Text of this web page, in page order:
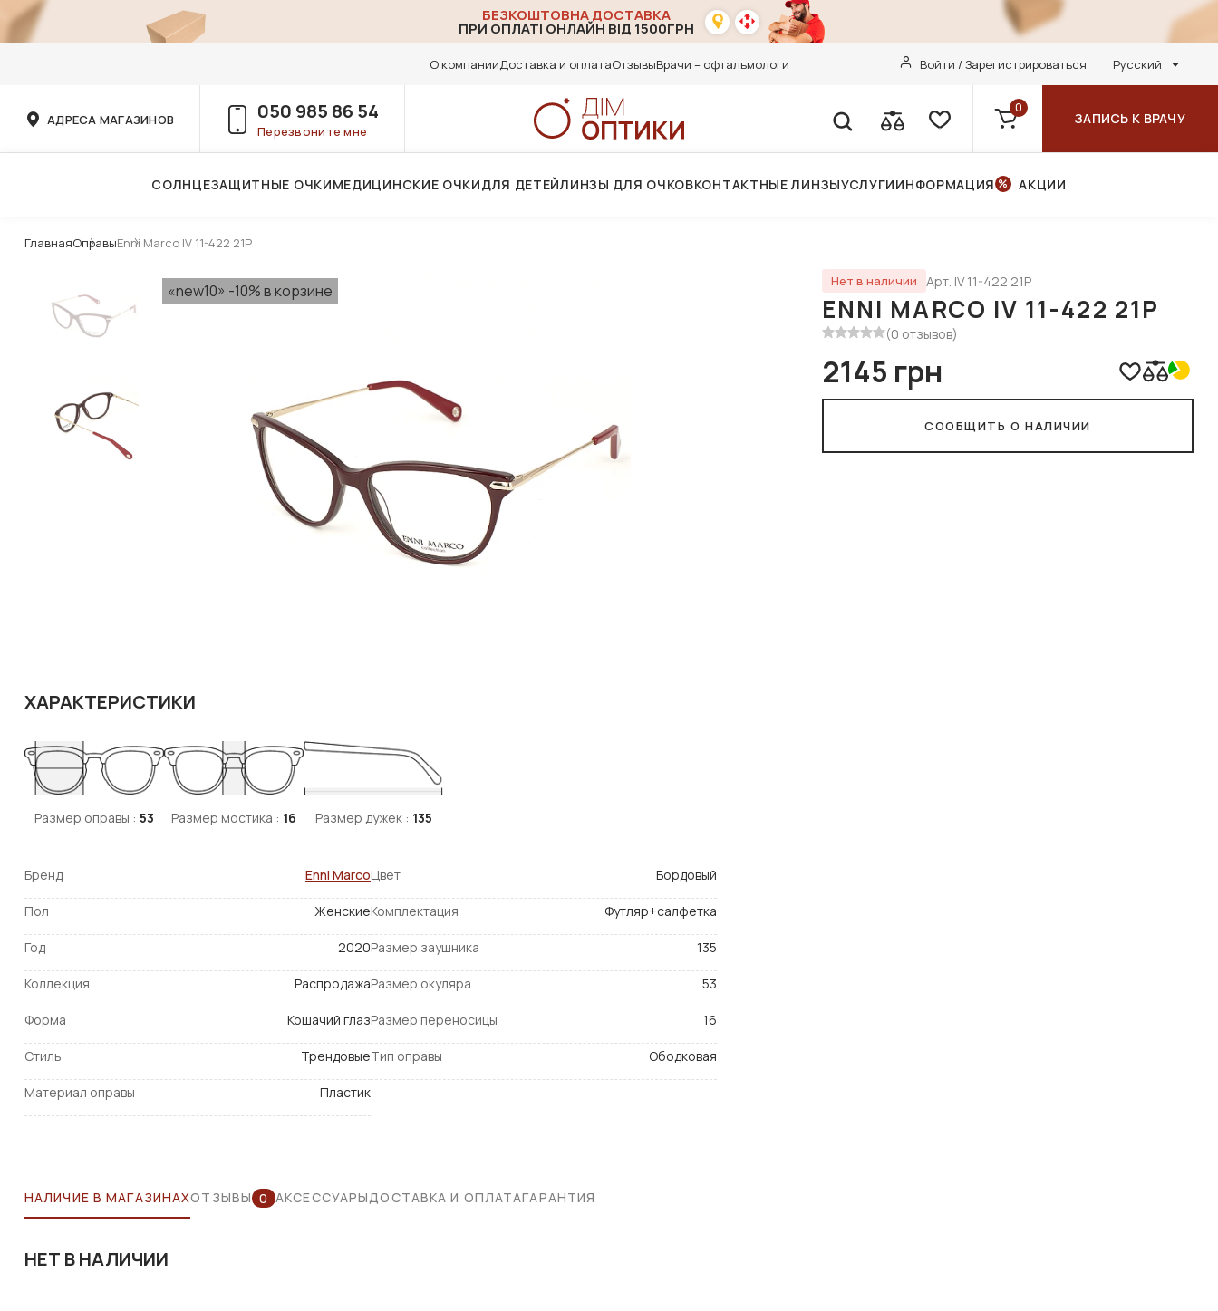
БЕЗКОШТОВНА ДОСТАВКА
ПРИ ОПЛАТІ ОНЛАЙН ВІД 1500ГРН
О компанииДоставка и оплатаОтзывыВрачи – офтальмологи Войти / Зарегистрироваться Русский
АДРЕСА МАГАЗИНОВ 050 985 86 54
Перезвоните мне
0
ЗАПИСЬ К ВРАЧУ
СОЛНЦЕЗАЩИТНЫЕ ОЧКИМЕДИЦИНСКИЕ ОЧКИДЛЯ ДЕТЕЙЛИНЗЫ ДЛЯ ОЧКОВКОНТАКТНЫЕ ЛИНЗЫУСЛУГИИНФОРМАЦИЯ АКЦИИ
ГлавнаяОправыEnni Marco IV 11-422 21P
«new10» -10% в корзине Нет в наличии Арт. IV 11-422 21P
ENNI MARCO IV 11-422 21P
(0 отзывов)
2145 грн
СООБЩИТЬ О НАЛИЧИИ
ХАРАКТЕРИСТИКИ
Размер оправы : 53 Размер мостика : 16 Размер дужек : 135
Бренд Enni Marco
Пол Женские
Год 2020
Коллекция Распродажа
Форма Кошачий глаз
Стиль Трендовые
Материал оправы Пластик
Цвет Бордовый
Комплектация Футляр+салфетка
Размер заушника 135
Размер окуляра 53
Размер переносицы 16
Тип оправы Ободковая
НАЛИЧИЕ В МАГАЗИНАХОТЗЫВЫ 0 АКСЕССУАРЫДОСТАВКА И ОПЛАТАГАРАНТИЯ
НЕТ В НАЛИЧИИ